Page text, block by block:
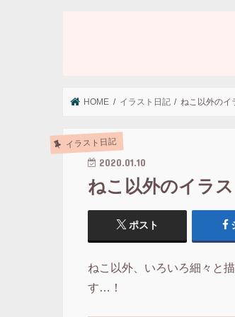
HOME イラスト日記 ねこ以外のイ
イラスト日記
2020.01.10
ねこ以外のイラス
ポスト
ねこ以外、いろいろ細々と
す…！